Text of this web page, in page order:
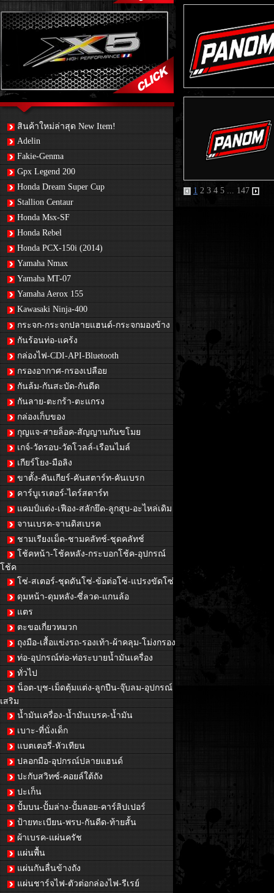
สินค้าใหม่ล่าสุด New Item!
Adelin
Fakie-Genma
Gpx Legend 200
Honda Dream Super Cup
Stallion Centaur
Honda Msx-SF
Honda Rebel
Honda PCX-150i (2014)
Yamaha Nmax
Yamaha MT-07
Yamaha Aerox 155
Kawasaki Ninja-400
กระจก-กระจกปลายแฮนด์-กระจกมองข้าง
กันร้อนท่อ-แคร้ง
กล่องไฟ-CDI-API-Bluetooth
กรองอากาศ-กรองเปลือย
กันล้ม-กันสะบัด-กันดีด
กันลาย-ตะกร้า-ตะแกรง
กล่องเก็บของ
กุญแจ-สายล็อค-สัญญานกันขโมย
เกจ์-วัดรอบ-วัดโวลล์-เรือนไมล์
เกียร์โยง-มือลิง
ขาตั้ง-คันเกียร์-คันสตาร์ท-คันเบรก
คาร์บูเรเตอร์-ไดร์สตาร์ท
แคมป์แต่ง-เฟือง-สลักยึด-ลูกสูบ-อะไหล่เดิม
จานเบรค-จานดิสเบรค
ชามเรียงเม็ด-ชามคลัทช์-ชุดคลัทช์
โช้คหน้า-โช้คหลัง-กระบอกโช้ค-อุปกรณ์
โช้ค
โซ่-สเตอร์-ชุดดันโซ่-ข้อต่อโซ่-แปรงขัดโซ่
ดุมหน้า-ดุมหลัง-ซี่ลวด-แกนล้อ
แตร
ตะขอเกี่ยวหมวก
ถุงมือ-เสื้อแข่งรถ-รองเท้า-ผ้าคลุม-โม่งกรอง
ท่อ-อุปกรณ์ท่อ-ท่อระบายน้ำมันเครื่อง
ทั่วไป
น็อต-บุช-เม็ดตุ้มแต่ง-ลูกปืน-จุ๊บลม-อุปกรณ์
เสริม
น้ำมันเครื่อง-น้ำมันเบรค-น้ำมัน
เบาะ-ที่นั่งเด็ก
แบตเตอรี่-หัวเทียน
ปลอกมือ-อุปกรณ์ปลายแฮนด์
ปะกับสวิทซ์-คอยล์ใต้ถัง
ปะเก็น
ปั้มบน-ปั้มล่าง-ปั้มลอย-คาร์ลิปเปอร์
ป้ายทะเบียน-พรบ-กันดีด-ท้ายสั้น
ผ้าเบรค-แผ่นครัช
แผ่นพื้น
แผ่นกันลื่นข้างถัง
แผ่นชาร์จไฟ-ตัวต่อกล่องไฟ-รีเรย์
1 2 3 4 5 ... 147